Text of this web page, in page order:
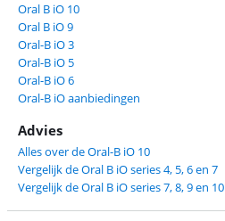
Oral B iO 10
Oral B iO 9
Oral-B iO 3
Oral-B iO 5
Oral-B iO 6
Oral-B iO aanbiedingen
Advies
Alles over de Oral-B iO 10
Vergelijk de Oral B iO series 4, 5, 6 en 7
Vergelijk de Oral B iO series 7, 8, 9 en 10